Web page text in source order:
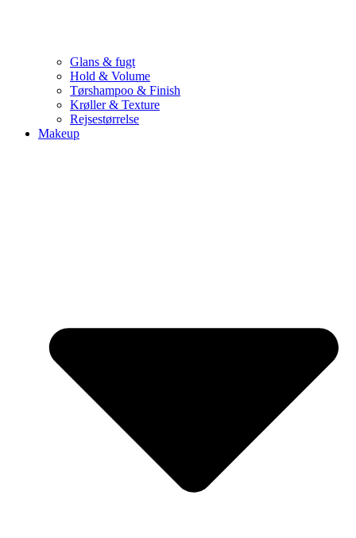
Glans & fugt
Hold & Volume
Tørshampoo & Finish
Krøller & Texture
Rejsestørrelse
Makeup